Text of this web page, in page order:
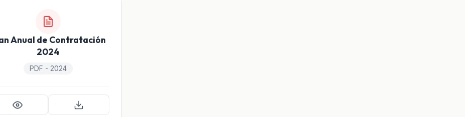
Anual de Contratación
2024
PDF - 2024